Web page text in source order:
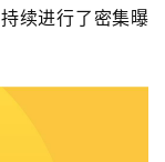
续进行了密集曝